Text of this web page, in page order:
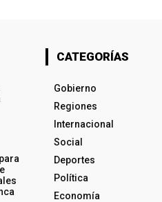
CATEGORÍAS
Gobierno
Regiones
Internacional
Social
Deportes
Política
Economía